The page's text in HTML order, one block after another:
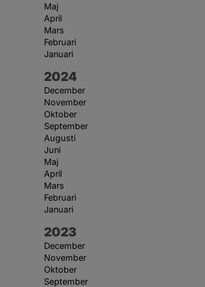
Maj
April
Mars
Februari
Januari
År:
2024
December
November
Oktober
September
Augusti
Juni
Maj
April
Mars
Februari
Januari
År:
2023
December
November
Oktober
September